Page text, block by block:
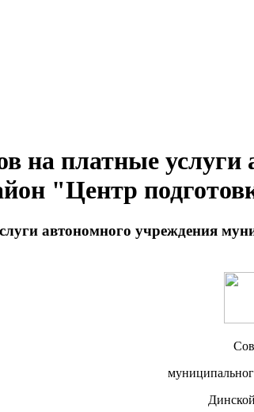
на платные
"Центр
автономного учреждения